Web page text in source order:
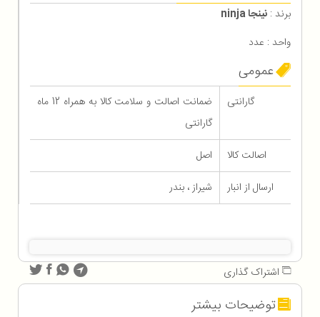
برند : نینجا ninja
واحد : عدد
عمومی
گارانتی
ضمانت اصالت و سلامت کالا به همراه 12 ماه
گارانتی
اصالت کالا
اصل
ارسال از انبار
شیراز ، بندر
اشتراک گذاری
توضیحات بیشتر